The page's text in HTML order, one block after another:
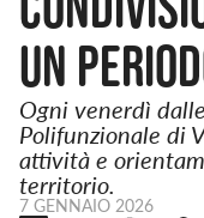
un
Ogni venerdì
Polifunzionale di
attività e
territorio.
7 GENNAIO 2026